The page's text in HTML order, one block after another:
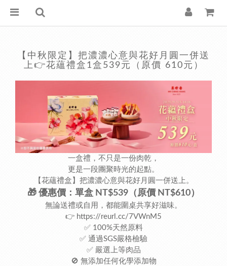
【中秋限定】把濃濃心意與花好月圓一併送
上👉花蘊禮盒1盒539元（原價 610元）
一盒禮，不只是一份肉乾，
更是一段團聚時光的起點。
【花蘊禮盒】把濃濃心意與花好月圓一併送上。
🎁 優惠價：單盒 NT$539（原價 NT$610）
無論送禮或自用，都能圍桌共享好滋味。
👉 https://reurl.cc/7VWnM5
✅ 100%天然原料
✅ 通過SGS嚴格檢驗
✅ 嚴選上等肉品
🚫 無添加任何化學添加物